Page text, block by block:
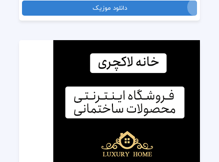
دانلود موزیک